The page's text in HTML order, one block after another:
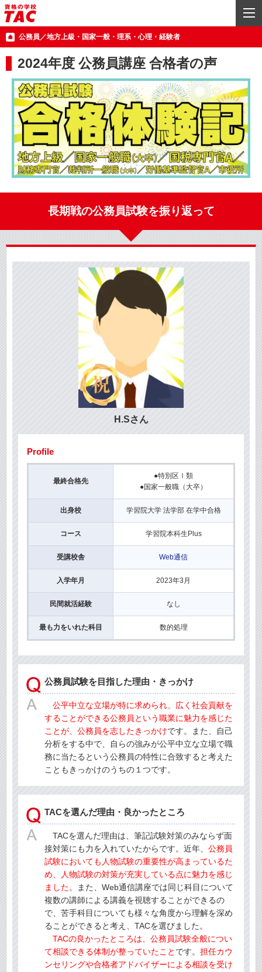
公務員／地方上級・国家一般・理系・心理・経験者
2024年度 公務員講座 合格者の声
長期戦の公務員試験を振り返って
H.Sさん
Profile
最終合格先
●特別区Ⅰ類
●国家一般職（大卒）
出身校 学習院大学 法学部 在学中合格
コース 学習院本科生Plus
受講校舎 Web通信
入学年月 2023年3月
民間就活経験 なし
最も力をいれた科目 数的処理
公務員試験を目指した理由・きっかけ
公平中立な立場が特に求められ、広く社会貢献を
することができる公務員という職業に魅力を感じた
ことが、公務員を志したきっかけです。また、自己
分析をする中で、自らの強みが公平中立な立場で職
務に当たるという公務員の特性に合致すると考えた
こともきっかけのうちの１つです。
TACを選んだ理由・良かったところ
TACを選んだ理由は、筆記試験対策のみならず面
接対策にも力を入れていたからです。近年、 公務員
試験においても人物試験の重要性が高まっているた
め、人物試験の対策が充実している点に魅力を感じ
ました。
また、Web通信講座では同じ科目について
複数の講師による講義を視聴することができるの
で、苦手科目についても様々な角度から理解を深め
ることができると考え、TACを選びました。
TACの良かったところは、公務員試験全般につい
て相談できる体制が整っていたこと です。 担任カウ
ンセリングや合格者アドバイザーによる相談を受け